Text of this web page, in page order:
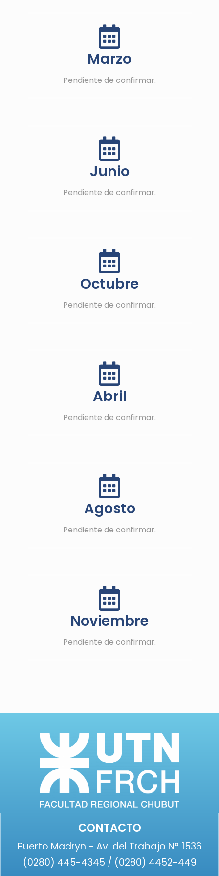
Marzo
Pendiente de confirmar.
Junio
Pendiente de confirmar.
Octubre
Pendiente de confirmar.
Abril
Pendiente de confirmar.
Agosto
Pendiente de confirmar.
Noviembre
Pendiente de confirmar.
CONTACTO
Puerto Madryn - Av. del Trabajo N° 1536
(0280) 445-4345 / (0280) 4452-449